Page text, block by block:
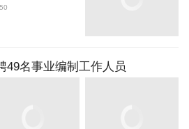
49名事业编制工作人员